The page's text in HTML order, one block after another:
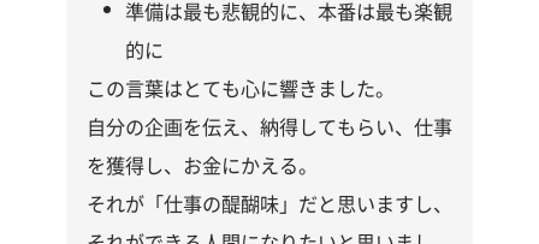
準備は最も悲観的に、本番は最も楽観
的に
この言葉はとても心に響きました。
自分の企画を伝え、納得してもらい、仕事
を獲得し、お金にかえる。
それが「仕事の醍醐味」だと思いますし、